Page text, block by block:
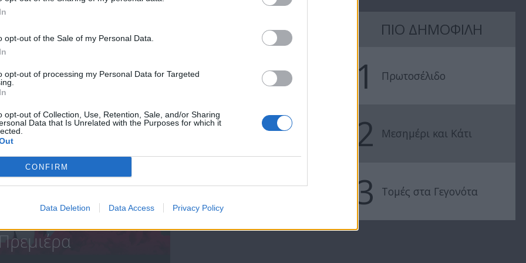
opt-out of the Sale of my Personal Data.
opt-out of processing my Personal Data for Targeted
opt-out of Collection, Use, Retention, Sale, and/or Sharing
Data that Is Unrelated with the Purposes for which it
CONFIRM
Data Deletion Data Access Privacy Policy
19.08.20
Summer
07.08.20
ΠΙΟ ΔΗΜΟΦΙΛΗ
1 Πρωτοσέλιδο
2 Μεσημέρι και Κάτι
3 Τομές στα Γεγονότα